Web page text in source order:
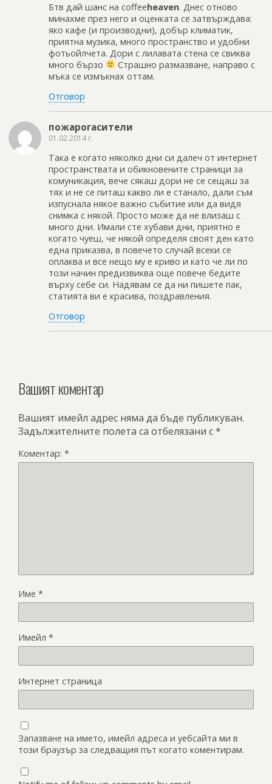
Бтв дай шанс на coffeeheaven. Днес отново
минахме през него и оценката се затвърждава:
яко кафе (и производни), добър климатик,
приятна музика, много пространство и удобни
фотьойлчета. Дори с лилавата стена се свиква
много бързо
Страшно размазване, направо с
мъка се измъкнах оттам.
Отговор
пожарогасители
01.02.2014 г.
Така е когато няколко дни си далеч от интернет
пространствата и обикновените страници за
комуникация, вече сякаш дори не се сещаш за
тях и не се питаш какво ли е станало, дали съм
изпуснала някое важно събитие или да видя
снимка с някой. Просто може да не влизаш с
много дни. Имали сте хубави дни, приятно е
когато чуеш, че някой определя своят ден като
една приказва, в повечето случай всеки се
оплаква и все нещо му е криво и като че ли по
този начин предизвиква още повече бедите
върху себе си. Надявам се да ни пишете пак,
статията ви е красива, поздравления.
Отговор
Вашият коментар
Вашият имейл адрес няма да бъде публикуван.
Задължителните полета са отбелязани с*
Коментар: *
Име *
Имейл *
Интернет страница
Запазване на името, имейл адреса и уебсайта ми в
този браузър за следващия път когато коментирам.